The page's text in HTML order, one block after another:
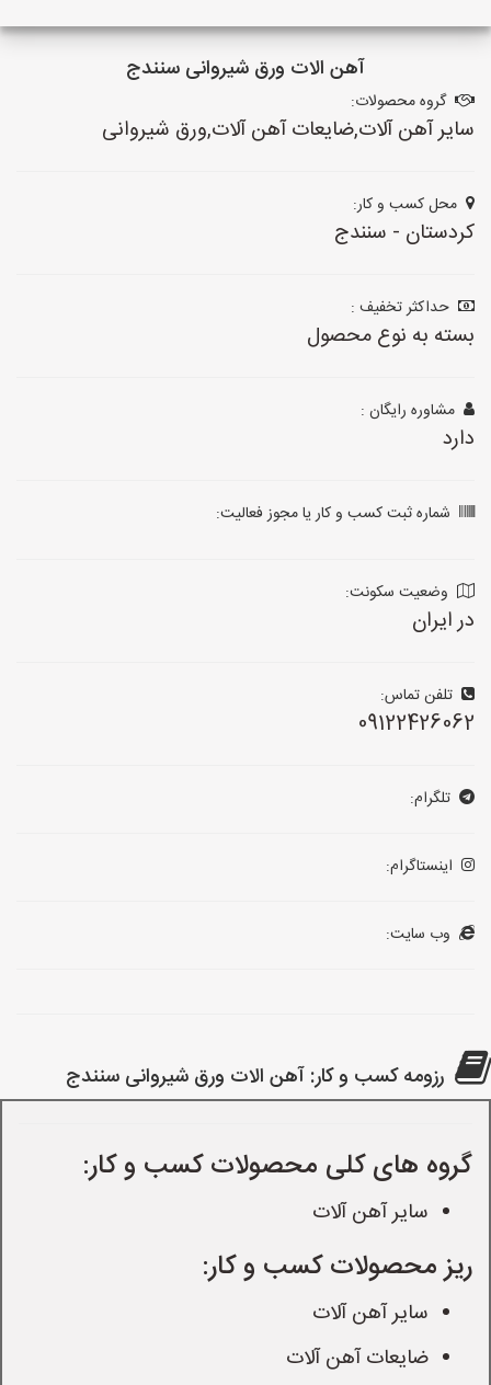
آهن الات ورق شیروانی سنندج
گروه محصولات:
سایر آهن آلات,ضایعات آهن آلات,ورق شیروانی
محل کسب و کار:
کردستان - سنندج
حداکثر تخفیف :
بسته به نوع محصول
مشاوره رایگان :
دارد
شماره ثبت کسب و کار یا مجوز فعالیت:
وضعیت سکونت:
در ایران
تلفن تماس:
09122426062
تلگرام:
اینستاگرام:
وب سایت:
رزومه کسب و کار: آهن الات ورق شیروانی سنندج
گروه های کلی محصولات کسب و کار:
سایر آهن آلات
ریز محصولات کسب و کار:
سایر آهن آلات
ضایعات آهن آلات